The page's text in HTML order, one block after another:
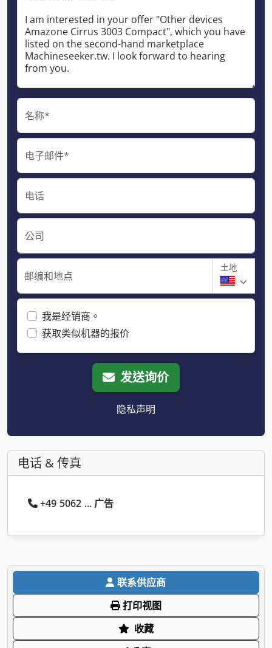
名称*
电子邮件*
电话
公司
邮编和地点
土地
我是经销商。
获取类似机器的报价
发送询价
隐私声明
电话 & 传真
+49 5062 ... 广告
联系供应商
打印视图
收藏